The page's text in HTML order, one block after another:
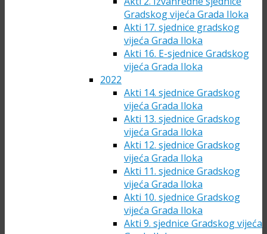
Gradskog vijeća Grada Iloka
Akti 17. sjednice gradskog
vijeća Grada Iloka
Akti 16. E-sjednice Gradskog
vijeća Grada Iloka
2022
Akti 14. sjednice Gradskog
vijeća Grada Iloka
Akti 13. sjednice Gradskog
vijeća Grada Iloka
Akti 12. sjednice Gradskog
vijeća Grada Iloka
Akti 11. sjednice Gradskog
vijeća Grada Iloka
Akti 10. sjednice Gradskog
vijeća Grada Iloka
Akti 9. sjednice Gradskog vijeća